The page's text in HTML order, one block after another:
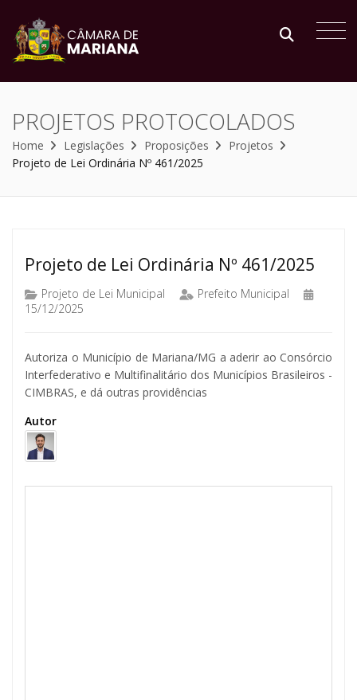
PROJETOS PROTOCOLADOS
Home Legislações Proposições
Projetos
Projeto de Lei Ordinária Nº 461/2025
Projeto de Lei Ordinária Nº 461/2025
Projeto de Lei Municipal
Prefeito Municipal
15/12/2025
Autoriza o Município de Mariana/MG a aderir ao Consórcio
Interfederativo e Multifinalitário dos Municípios Brasileiros -
CIMBRAS, e dá outras providências
Autor